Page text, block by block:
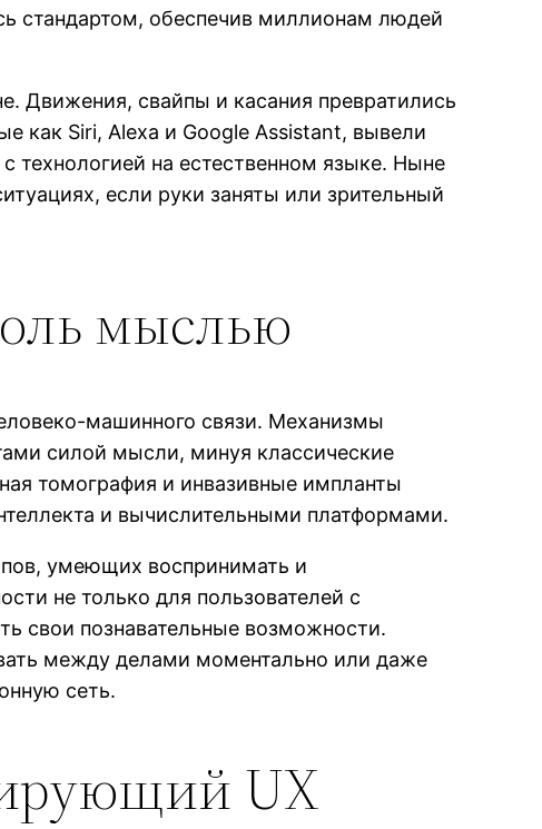
стандартом, обеспечив миллионам людей
Движения, свайпы и касания превратились
как Siri, Alexa и Google Assistant, вывели
технологией на естественном языке. Ныне
если руки заняты или зрительный
мыслью
машинного связи. Механизмы
силой мысли, минуя классические
томография и инвазивные импланты
и вычислительными платформами.
умеющих воспринимать и
не только для пользователей с
свои познавательные возможности.
между делами моментально или даже
сеть.
UX